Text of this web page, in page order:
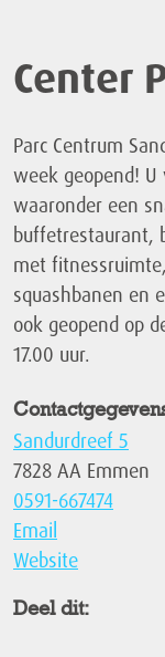
Center
Parc Centrum
week geopend! U
waaronder een
buffetrestaurant,
met
squashbanen en
ook geopend op
17.00 uur.
Sandurdreef 5
7828 AA Emmen
0591-667474
Email
Website
Deel dit: